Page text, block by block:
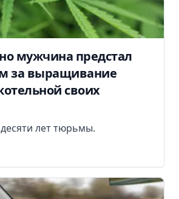
мужчина предстал
за выращивание
своих
лет тюрьмы.